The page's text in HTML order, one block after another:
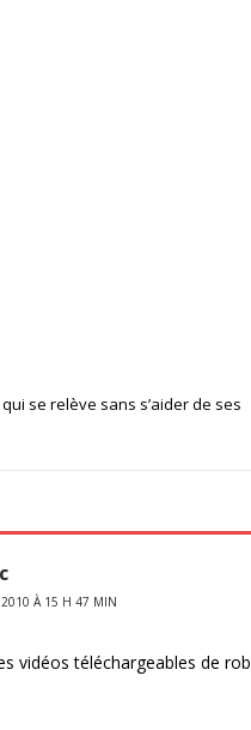
se relève sans s’aider de ses
2010 À 15 H 47 MIN
vidéos téléchargeables de